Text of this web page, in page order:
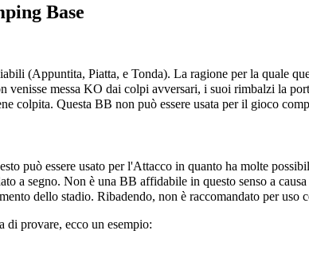
Base
(Appuntita, Piatta, e Tonda). La ragione per la quale
venisse messa KO dai colpi avversari, i suoi rimbalzi la
colpita. Questa BB non può essere usata per il gioco
può essere usato per l'Attacco in quanto ha molte
a segno. Non è una BB affidabile in questo senso a
dello stadio. Ribadendo, non è raccomandato per
di provare, ecco un esempio: